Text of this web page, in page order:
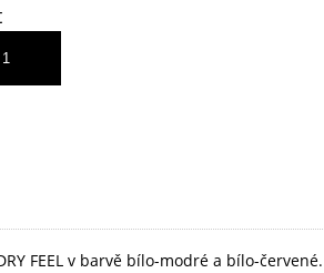
FEEL v barvě bílo-modré a bílo-červené.